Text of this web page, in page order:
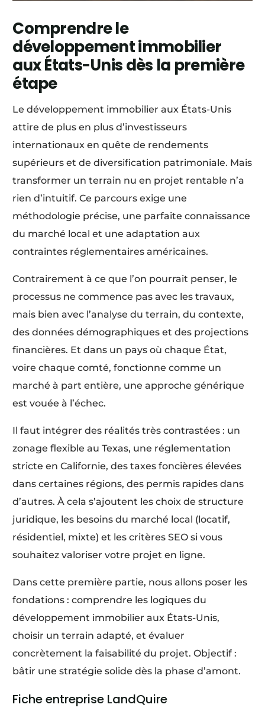
Comprendre le
développement immobilier
aux États-Unis dès la première
étape
Le développement immobilier aux États-Unis
attire de plus en plus d’investisseurs
internationaux en quête de rendements
supérieurs et de diversification patrimoniale. Mais
transformer un terrain nu en projet rentable n’a
rien d’intuitif. Ce parcours exige une
méthodologie précise, une parfaite connaissance
du marché local et une adaptation aux
contraintes réglementaires américaines.
Contrairement à ce que l’on pourrait penser, le
processus ne commence pas avec les travaux,
mais bien avec l’analyse du terrain, du contexte,
des données démographiques et des projections
financières. Et dans un pays où chaque État,
voire chaque comté, fonctionne comme un
marché à part entière, une approche générique
est vouée à l’échec.
Il faut intégrer des réalités très contrastées : un
zonage flexible au Texas, une réglementation
stricte en Californie, des taxes foncières élevées
dans certaines régions, des permis rapides dans
d’autres. À cela s’ajoutent les choix de structure
juridique, les besoins du marché local (locatif,
résidentiel, mixte) et les critères SEO si vous
souhaitez valoriser votre projet en ligne.
Dans cette première partie, nous allons poser les
fondations : comprendre les logiques du
développement immobilier aux États-Unis,
choisir un terrain adapté, et évaluer
concrètement la faisabilité du projet. Objectif :
bâtir une stratégie solide dès la phase d’amont.
Fiche entreprise LandQuire